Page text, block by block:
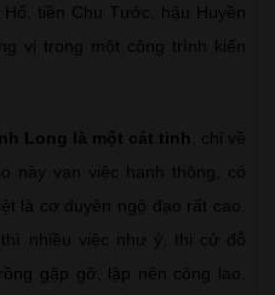
tiền Chu Tước, hậu Huyền
vị trong một công trình kiến
Long là một cát tinh
, chỉ về
này vạn việc hanh thông, có
là cơ duyên ngộ đạo rất cao.
nhiều việc như ý, thi cử đỗ
gặp gỡ, lập nên công lao,